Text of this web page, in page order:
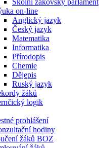
Školní žákovský parlament
on-line
Anglický jazyk
Český jazyk
Matematika
Informatika
Přírodopis
Chemie
Dějepis
Ruský jazyk
žáků
logik
prohlášení
hodiny
žáků BOZ